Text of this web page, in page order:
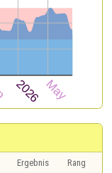
Ergebnis
Rang